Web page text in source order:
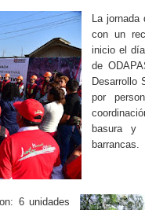
La
con un
inicio el
de
Desarrollo
por
basura y
barrancas.
6 unidades